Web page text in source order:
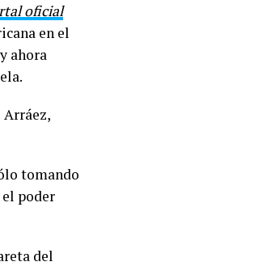
oficial
en el
ahora
tomando
poder
del